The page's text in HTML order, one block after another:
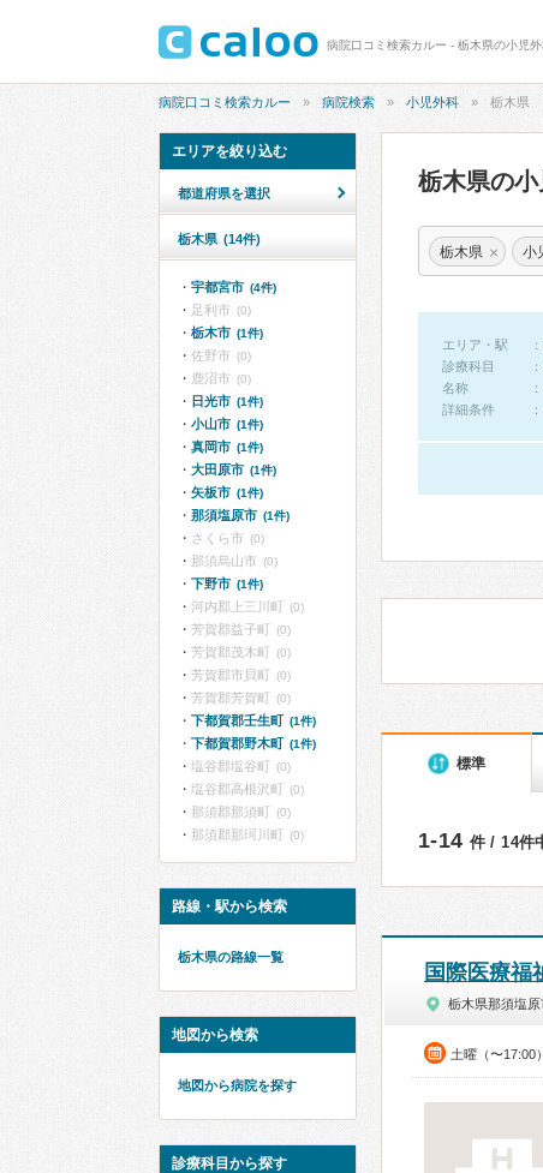
病院口コミ検索カルー - 栃木県の小児
病院口コミ検索カルー 病院検索 小児外科 栃木県
栃木県の
栃木県 × 小
エリア・駅
診療科目
名称
詳細条件
標準
1-14 件 / 14件
国際医療福
栃木県那須塩原
土曜（〜17:00）
エリアを絞り込む
都道府県を選択
栃木県 (14件)
宇都宮市 (4件)
足利市 (0)
栃木市 (1件)
佐野市 (0)
鹿沼市 (0)
日光市 (1件)
小山市 (1件)
真岡市 (1件)
大田原市 (1件)
矢板市 (1件)
那須塩原市 (1件)
さくら市 (0)
那須烏山市 (0)
下野市 (1件)
河内郡上三川町 (0)
芳賀郡益子町 (0)
芳賀郡茂木町 (0)
芳賀郡市貝町 (0)
芳賀郡芳賀町 (0)
下都賀郡壬生町 (1件)
下都賀郡野木町 (1件)
塩谷郡塩谷町 (0)
塩谷郡高根沢町 (0)
那須郡那須町 (0)
那須郡那珂川町 (0)
路線・駅から検索
栃木県の路線一覧
地図から検索
地図から病院を探す
診療科目から探す